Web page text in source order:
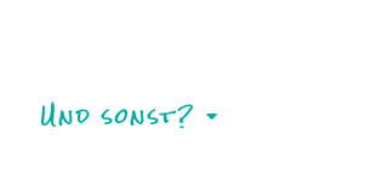
Und sonst?